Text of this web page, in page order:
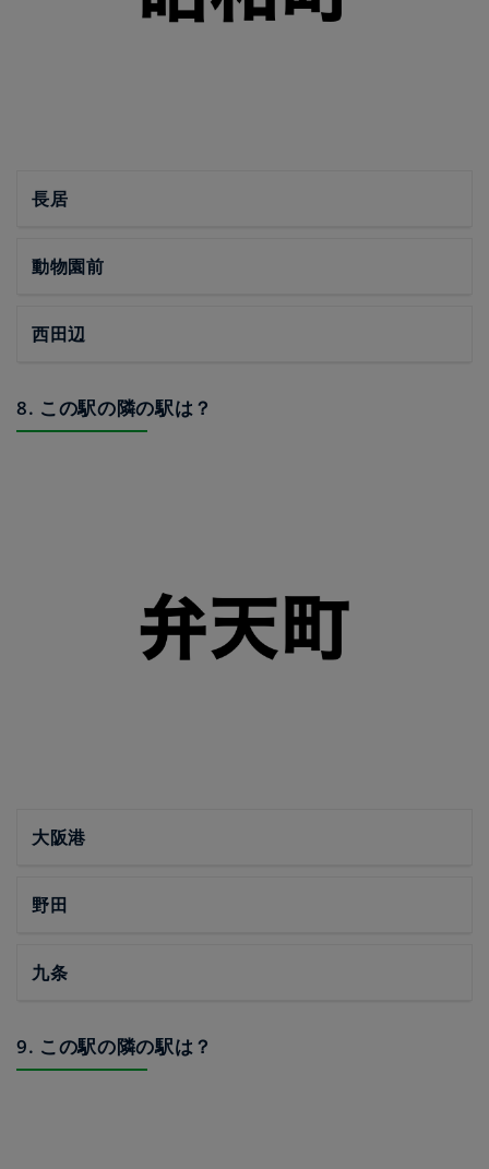
長居
動物園前
西田辺
8. この駅の隣の駅は？
大阪港
野田
九条
9. この駅の隣の駅は？